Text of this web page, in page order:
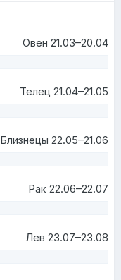
Овен 21.03–20.04
Телец 21.04–21.05
Близнецы 22.05–21.06
Рак 22.06–22.07
Лев 23.07–23.08